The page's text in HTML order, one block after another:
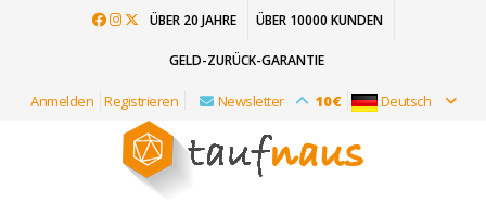
ÜBER 20 JAHRE ÜBER 10000 KUNDEN
GELD-ZURÜCK-GARANTIE
Anmelden Registrieren Newsletter 10€ Deutsch